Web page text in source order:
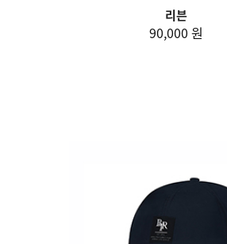
리븐
90,000 원